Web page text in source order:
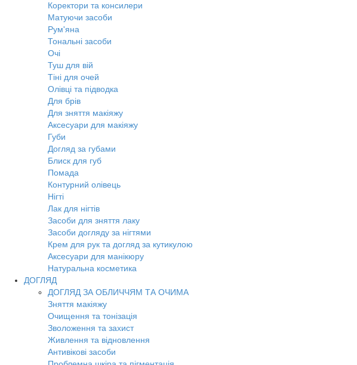
Коректори та консилери
Матуючи засоби
Рум'яна
Тональні засоби
Очі
Туш для вій
Тіні для очей
Олівці та підводка
Для брів
Для зняття макіяжу
Аксесуари для макіяжу
Губи
Догляд за губами
Блиск для губ
Помада
Контурний олівець
Нігті
Лак для нігтів
Засоби для зняття лаку
Засоби догляду за нігтями
Крем для рук та догляд за кутикулою
Аксесуари для манікюру
Натуральна косметика
ДОГЛЯД
ДОГЛЯД ЗА ОБЛИЧЧЯМ ТА ОЧИМА
Зняття макіяжу
Очищення та тонізація
Зволоження та захист
Живлення та відновлення
Антивікові засоби